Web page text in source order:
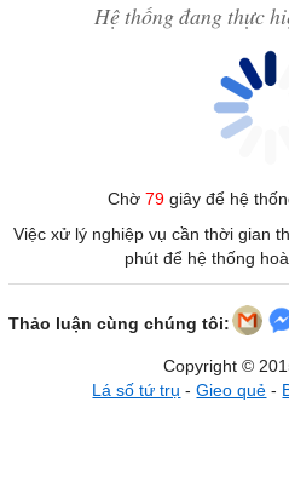
Hệ thống đang thực
Chờ 79giây để hệ
Việc xử lý nghiệp vụ cần thời gian
phút để hệ thống
Thảo luận cùng chúng tôi:
Copyright ©
Lá số tứ trụ -Gieo quẻ -